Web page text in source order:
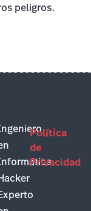
peligros.
Política
de
Privacidad